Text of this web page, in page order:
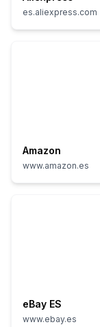
es.aliexpress.com
Amazon
www.amazon.es
eBay ES
www.ebay.es